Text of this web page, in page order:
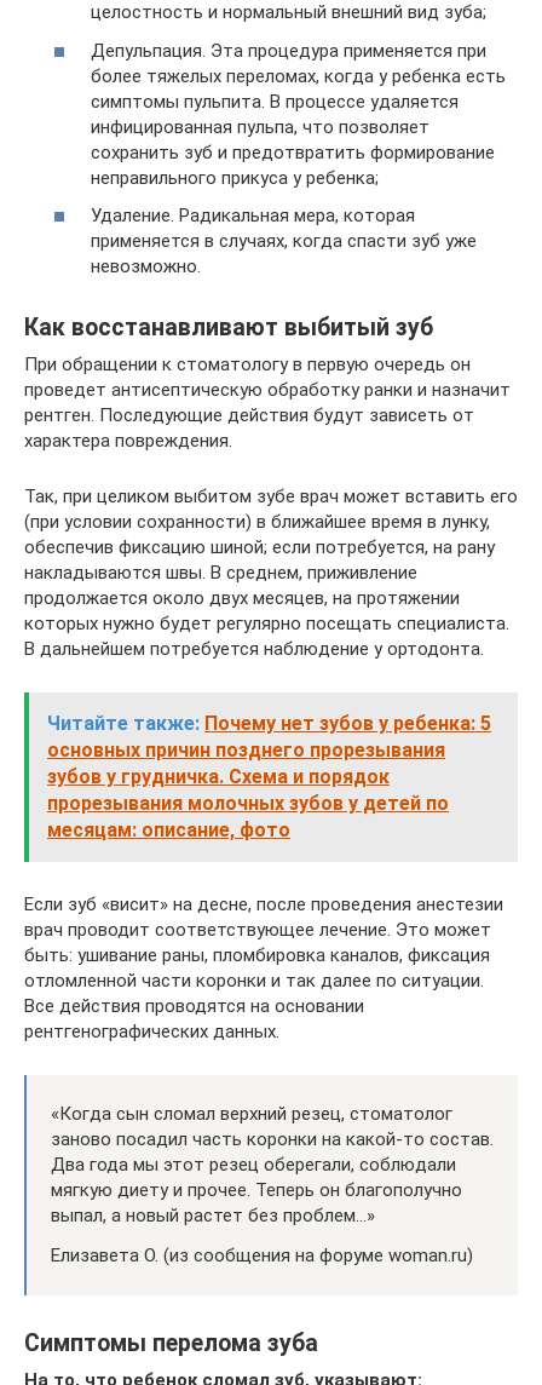
целостность и нормальный внешний вид зуба;
Депульпация. Эта процедура применяется при
более тяжелых переломах, когда у ребенка есть
симптомы пульпита. В процессе удаляется
инфицированная пульпа, что позволяет
сохранить зуб и предотвратить формирование
неправильного прикуса у ребенка;
Удаление. Радикальная мера, которая
применяется в случаях, когда спасти зуб уже
невозможно.
Как восстанавливают выбитый зуб
При обращении к стоматологу в первую очередь он
проведет антисептическую обработку ранки и назначит
рентген. Последующие действия будут зависеть от
характера повреждения.
Так, при целиком выбитом зубе врач может вставить его
(при условии сохранности) в ближайшее время в лунку,
обеспечив фиксацию шиной; если потребуется, на рану
накладываются швы. В среднем, приживление
продолжается около двух месяцев, на протяжении
которых нужно будет регулярно посещать специалиста.
В дальнейшем потребуется наблюдение у ортодонта.
Читайте также: Почему нет зубов у ребенка: 5
основных причин позднего прорезывания
зубов у грудничка. Схема и порядок
прорезывания молочных зубов у детей по
месяцам: описание, фото
Если зуб «висит» на десне, после проведения анестезии
врач проводит соответствующее лечение. Это может
быть: ушивание раны, пломбировка каналов, фиксация
отломленной части коронки и так далее по ситуации.
Все действия проводятся на основании
рентгенографических данных.
«Когда сын сломал верхний резец, стоматолог
заново посадил часть коронки на какой-то состав.
Два года мы этот резец оберегали, соблюдали
мягкую диету и прочее. Теперь он благополучно
выпал, а новый растет без проблем…»
Елизавета О. (из сообщения на форуме woman.ru)
Симптомы перелома зуба
На то, что ребенок сломал зуб, указывают: